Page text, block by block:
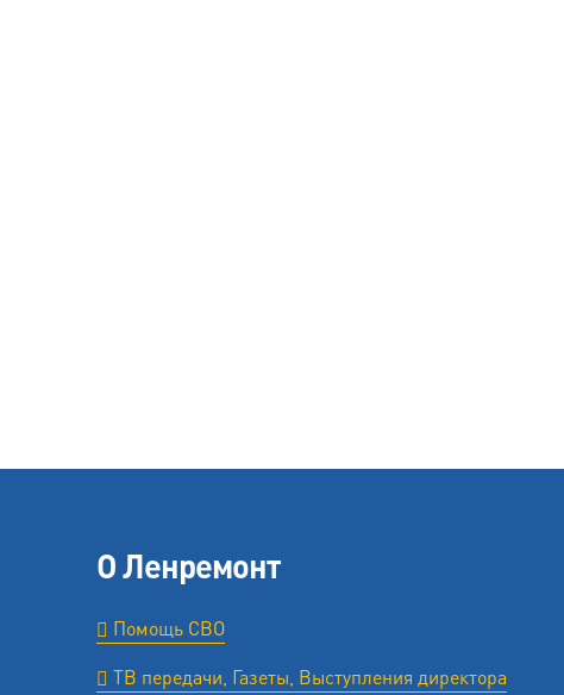
О Ленремонт
Помощь СВО
ТВ передачи, Газеты, Выступления директора